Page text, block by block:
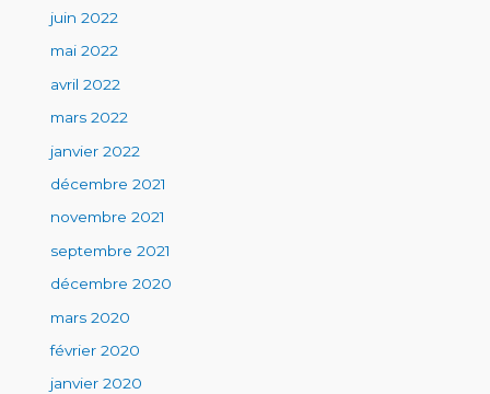
juin 2022
mai 2022
avril 2022
mars 2022
janvier 2022
décembre 2021
novembre 2021
septembre 2021
décembre 2020
mars 2020
février 2020
janvier 2020